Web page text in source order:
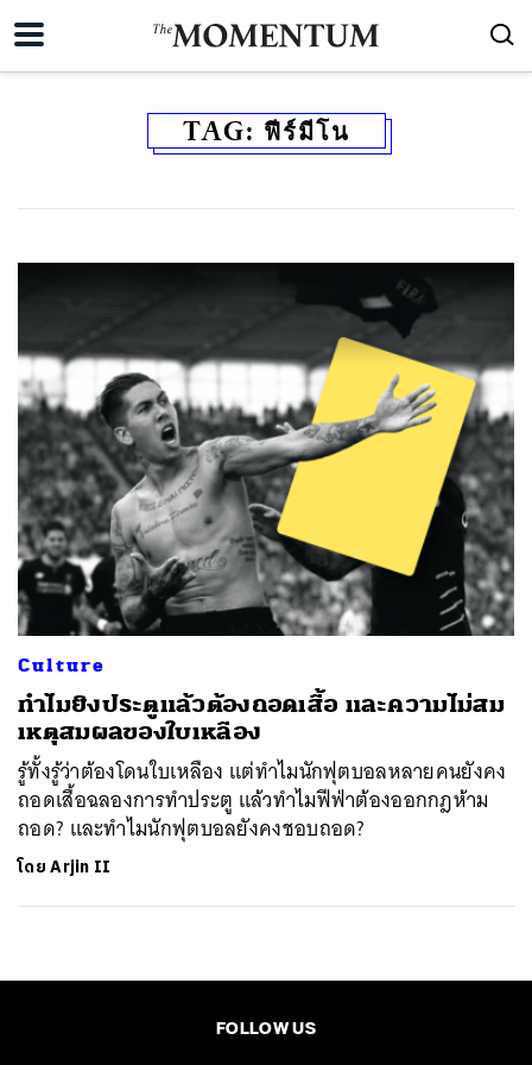
TAG: ฟีร์มีโน
Culture
ทำไมยิงประตูแล้วต้องถอดเสื้อ และความไม่สม
เหตุสมผลของใบเหลือง
รู้ทั้งรู้ว่าต้องโดนใบเหลือง แต่ทำไมนักฟุตบอลหลายคนยังคง
ถอดเสื้อฉลองการทำประตู แล้วทำไมฟีฟ่าต้องออกกฎห้าม
ถอด? และทำไมนักฟุตบอลยังคงชอบถอด?
โดยArjin II
FOLLOW US
ค้นหา
SHARE TWEET LINE EMAIL